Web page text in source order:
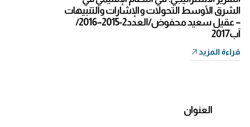
الشرق الأوسط التحولات والإشارات والتنبيهات
– عقيل سعيد محفوض/العدد2-2015–2016/
آب2017
قراءة المزيد
العنوان